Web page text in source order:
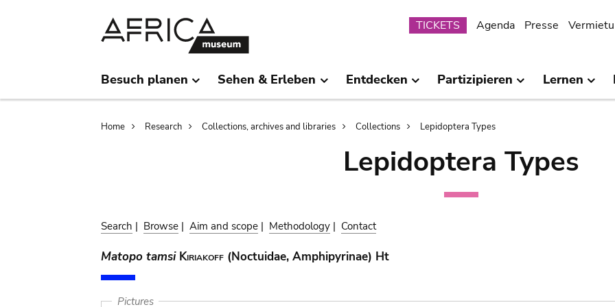
Submenu
TICKETS Agenda Presse
Besuch planen Sehen & Erleben Entdecken Partizipieren Lernen
Breadcrumb
Home Research Collections, archives and libraries Collections Lepidoptera Types
Lepidoptera Types
Search | Browse | Aim and scope | Methodology | Contact
Matopo tamsi Kiriakoff (Noctuidae, Amphipyrinae) Ht
Pictures